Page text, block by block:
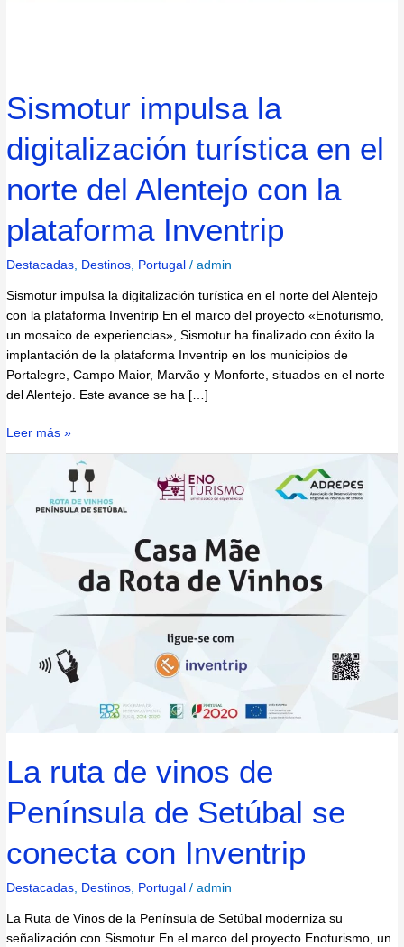
Sismotur impulsa la
digitalización turística en el
norte del Alentejo con la
plataforma Inventrip
Destacadas, Destinos, Portugal /admin
Sismotur impulsa la digitalización turística en el norte del Alentejo
con la plataforma Inventrip En el marco del proyecto «Enoturismo,
un mosaico de experiencias», Sismotur ha finalizado con éxito la
implantación de la plataforma Inventrip en los municipios de
Portalegre, Campo Maior, Marvão y Monforte, situados en el norte
del Alentejo. Este avance se ha […]
Leer más »
La ruta de vinos de
Península de Setúbal se
conecta con Inventrip
Destacadas, Destinos, Portugal /admin
La Ruta de Vinos de la Península de Setúbal moderniza su
señalización con Sismotur En el marco del proyecto Enoturismo, un